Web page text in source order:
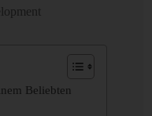
Beliebten